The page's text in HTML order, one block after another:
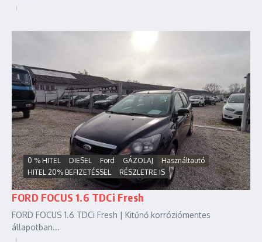
0 % HITEL DIESEL Ford GÁZOLAJ
Használtautó
HITEL 20% BEFIZETÉSSEL
RÉSZLETRE IS
FORD FOCUS 1.6 TDCi Fresh
FORD FOCUS 1.6 TDCi Fresh | Kitűnő korróziómentes
állapotban...